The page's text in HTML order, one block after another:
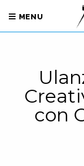
MENU
con